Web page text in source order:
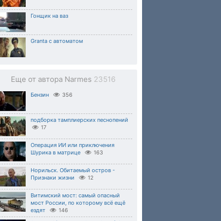
Гонщик на ваз
Granta с автоматом
Еще от автора Narmes 23516
Бензин 356
подборка тамплиерских песнопений
17
Операция ИИ или приключения
Шурика в матрице
163
Норильск. Обитаемый остров -
Признаки жизни
12
Витимский мост: самый опасный
мост России, по которому всё ещё
ездят
146